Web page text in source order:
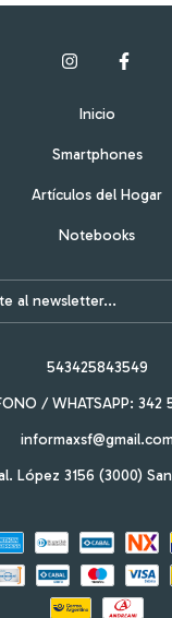
Inicio
Smartphones
Artículos del Hogar
Notebooks
543425843549
/ WHATSAPP: 342
informaxsf@gmail.com
López 3156 (3000)